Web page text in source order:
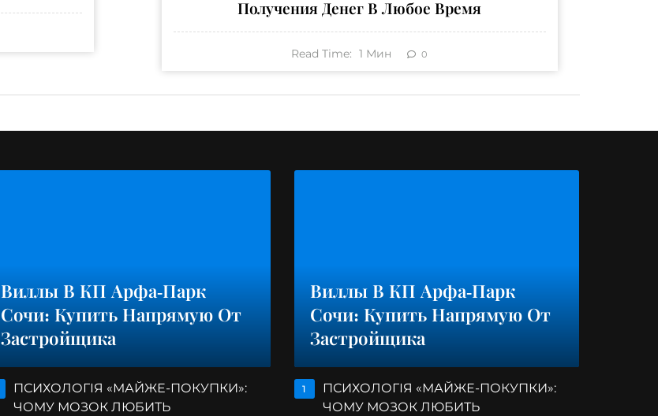
Получения Денег В Любое Время
Read Time: 1 Мин 0
Виллы В КП Арфа-Парк
Сочи: Купить Напрямую От
Застройщика
ПСИХОЛОГІЯ «МАЙЖЕ-ПОКУПКИ»:
ЧОМУ МОЗОК ЛЮБИТЬ
Виллы В КП Арфа-Парк
Сочи: Купить Напрямую От
Застройщика
1
ПСИХОЛОГІЯ «МАЙЖЕ-ПОКУПКИ»:
ЧОМУ МОЗОК ЛЮБИТЬ